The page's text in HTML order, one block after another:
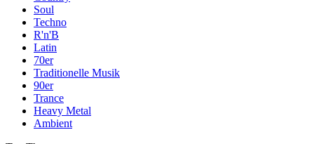
Soul
Techno
R'n'B
Latin
70er
Traditionelle Musik
90er
Trance
Heavy Metal
Ambient